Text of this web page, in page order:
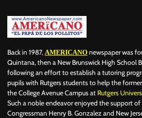
Back in 1987, AMERICANO newspaper was
Quintana, then a New Brunswick High School
following an effort to establish a tutoring
pupils with Rutgers students to help the
the College Avenue Campus at Rutgers
Such a noble endeavor enjoyed the support of
Congressman Henry B. Gonzalez and New